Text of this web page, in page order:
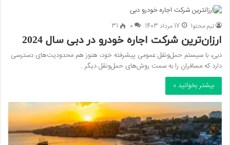
تیم محتوا 17 مرداد 1403 0
31
ارزان‌ترین شرکت اجاره خودرو در دبی سال 2024
دبی، با سیستم حمل‌ونقل عمومی پیشرفته خود، هنوز هم محدودیت‌های دسترسی
دارد که مسافران را به سمت روش‌های حمل‌ونقل دیگر…
بیشتر بخوانید »